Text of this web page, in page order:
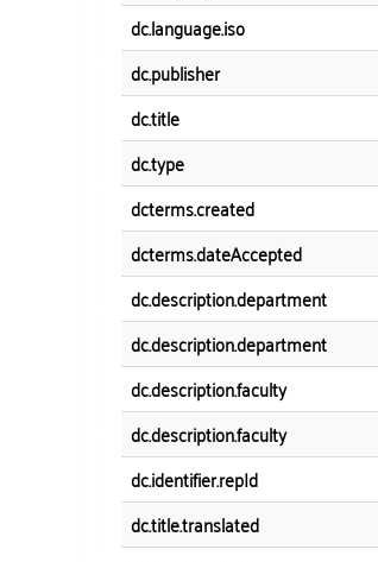
dc.language.iso
dc.publisher
dc.title
dc.type
dcterms.created
dcterms.dateAccepted
dc.description.department
dc.description.department
dc.description.faculty
dc.description.faculty
dc.identifier.repId
dc.title.translated